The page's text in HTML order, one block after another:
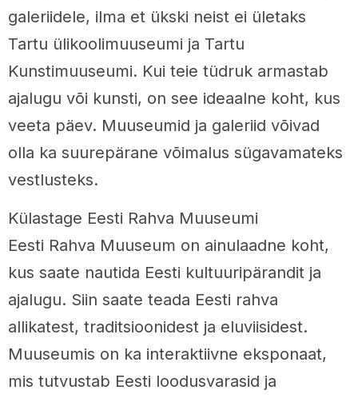
galeriidele, ilma et ükski neist ei ületaks
Tartu ülikoolimuuseumi ja Tartu
Kunstimuuseumi. Kui teie tüdruk armastab
ajalugu või kunsti, on see ideaalne koht, kus
veeta päev. Muuseumid ja galeriid võivad
olla ka suurepärane võimalus sügavamateks
vestlusteks.
Külastage Eesti Rahva Muuseumi
Eesti Rahva Muuseum on ainulaadne koht,
kus saate nautida Eesti kultuuripärandit ja
ajalugu. Siin saate teada Eesti rahva
allikatest, traditsioonidest ja eluviisidest.
Muuseumis on ka interaktiivne eksponaat,
mis tutvustab Eesti loodusvarasid ja